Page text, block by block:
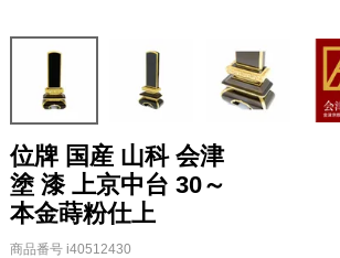
位牌 国産 山科 会津
塗 漆 上京中台 30～
本金蒔粉仕上
商品番号 i40512430